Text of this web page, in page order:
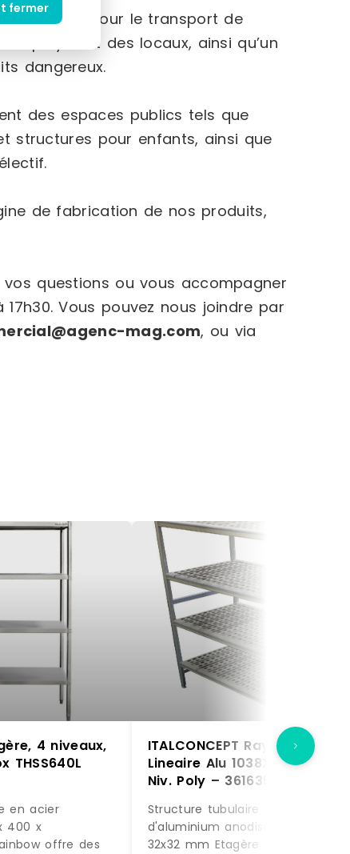
pour le transport de
et des locaux, ainsi qu’un
dangereux.
des espaces publics tels que
structures pour enfants, ainsi que
de fabrication de nos produits,
questions ou vous accompagner
Vous pouvez nous joindre par
mag.com, ou via
4 niveaux,
THSS640L
en acier
400 x
offre des
ITALCONCEPT Rayonnage
Lineaire Alu 1038X373 H.1700
Niv. Poly – 3616350196101
Structure tubulaire alliage
d'aluminium anodisé avec
32x32 mm Etagère constituée de
fermer